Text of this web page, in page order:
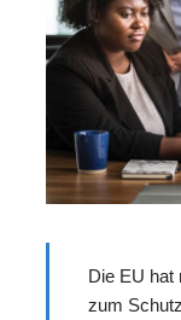
Die EU hat
zum